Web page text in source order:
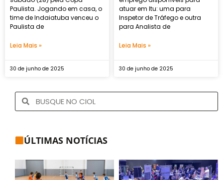
Paulista. Jogando em casa, o
time de Indaiatuba venceu o
Paulista de
Leia Mais »
30 de junho de 2025
atuar em Itu: uma para
Inspetor de Tráfego e outra
para Analista de
Leia Mais »
30 de junho de 2025
ÚLTIMAS NOTÍCIAS